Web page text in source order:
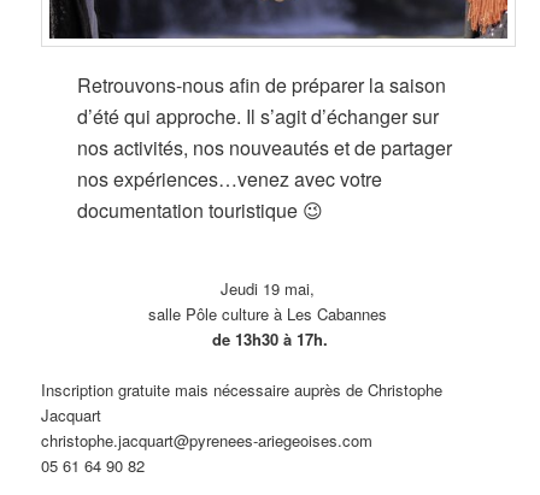
Retrouvons-nous afin de préparer la saison
d’été qui approche. Il s’agit d’échanger sur
nos activités, nos nouveautés et de partager
nos expériences…venez avec votre
documentation touristique 😉
Jeudi 19 mai,
salle Pôle culture à Les Cabannes
de 13h30 à 17h.
Inscription gratuite mais nécessaire auprès de Christophe
Jacquart
christophe.jacquart@pyrenees-ariegeoises.com
05 61 64 90 82